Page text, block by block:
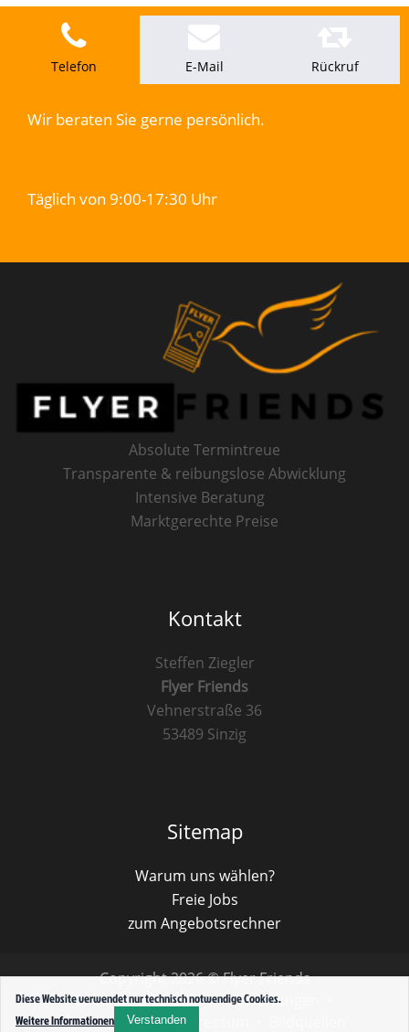
Diese Website verwendet nur technisch notwendige Cookies.
Weitere Informationen
Verstanden
Telefon E-Mail Rückruf
Wir beraten Sie gerne persönlich.
Täglich von 9:00-17:30 Uhr
Absolute Termintreue
Transparente & reibungslose Abwicklung
Intensive Beratung
Marktgerechte Preise
Kontakt
Steffen Ziegler
Flyer Friends
Vehnerstraße 36
53489 Sinzig
Sitemap
Warum uns wählen?
Freie Jobs
zum Angebotsrechner
Copyright 2026 © Flyer Friends
Cookies•Verteiler•Bewertungen
Datenschutz•Impressum